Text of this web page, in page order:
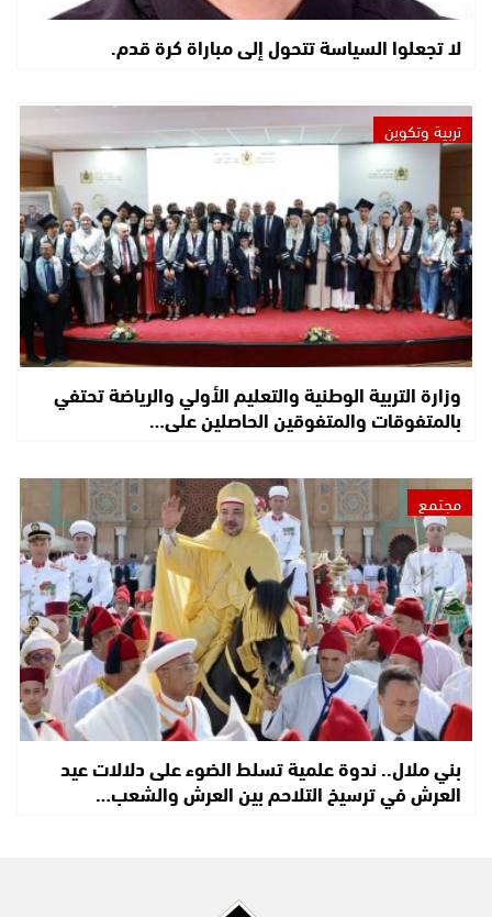
لا تجعلوا السياسة تتحول إلى مباراة كرة قدم.
تربية وتكوين
وزارة التربية الوطنية والتعليم الأولي والرياضة تحتفي
بالمتفوقات والمتفوقين الحاصلين على…
مجتمع
بني ملال.. ندوة علمية تسلط الضوء على دلالات عيد
العرش في ترسيخ التلاحم بين العرش والشعب…